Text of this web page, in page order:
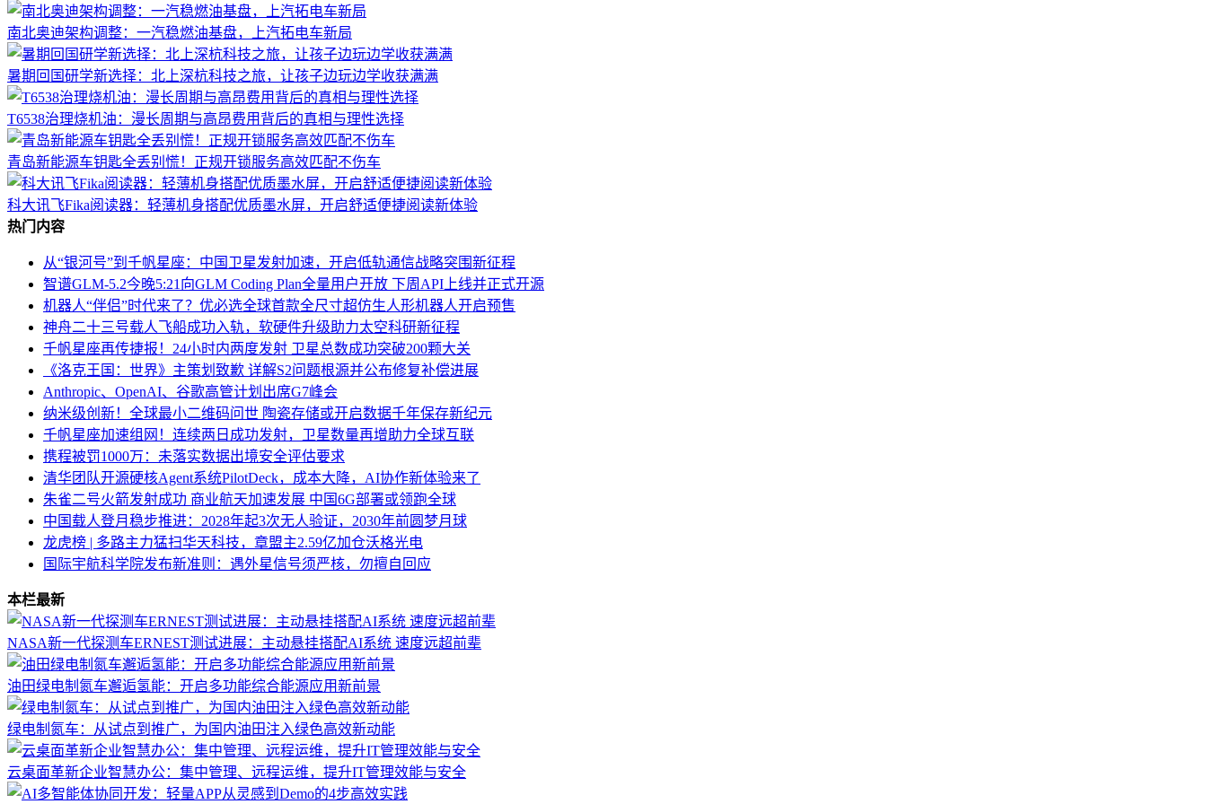
南北奥迪架构调整：一汽稳燃油基盘，上汽拓电车新局
暑期回国研学新选择：北上深杭科技之旅，让孩子边玩边学收获满满
T6538治理烧机油：漫长周期与高昂费用背后的真相与理性选择
青岛新能源车钥匙全丢别慌！正规开锁服务高效匹配不伤车
科大讯飞Fika阅读器：轻薄机身搭配优质墨水屏，开启舒适便捷阅读新体验
热门内容
从“银河号”到千帆星座：中国卫星发射加速，开启低轨通信战略突围新征程
智谱GLM-5.2今晚5:21向GLM Coding Plan全量用户开放 下周API上线并正式开源
机器人“伴侣”时代来了？优必选全球首款全尺寸超仿生人形机器人开启预售
神舟二十三号载人飞船成功入轨，软硬件升级助力太空科研新征程
千帆星座再传捷报！24小时内两度发射 卫星总数成功突破200颗大关
《洛克王国：世界》主策划致歉 详解S2问题根源并公布修复补偿进展
Anthropic、OpenAI、谷歌高管计划出席G7峰会
纳米级创新！全球最小二维码问世 陶瓷存储或开启数据千年保存新纪元
千帆星座加速组网！连续两日成功发射，卫星数量再增助力全球互联
携程被罚1000万：未落实数据出境安全评估要求
清华团队开源硬核Agent系统PilotDeck，成本大降，AI协作新体验来了
朱雀二号火箭发射成功 商业航天加速发展 中国6G部署或领跑全球
中国载人登月稳步推进：2028年起3次无人验证，2030年前圆梦月球
龙虎榜 | 多路主力猛扫华天科技，章盟主2.59亿加仓沃格光电
国际宇航科学院发布新准则：遇外星信号须严核，勿擅自回应
本栏最新
NASA新一代探测车ERNEST测试进展：主动悬挂搭配AI系统 速度远超前辈
油田绿电制氮车邂逅氢能：开启多功能综合能源应用新前景
绿电制氮车：从试点到推广，为国内油田注入绿色高效新动能
云桌面革新企业智慧办公：集中管理、远程运维，提升IT管理效能与安全